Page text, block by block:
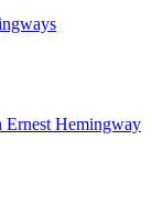
Hemingway